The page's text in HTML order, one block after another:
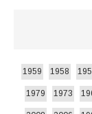
1958
1959
1973
1979